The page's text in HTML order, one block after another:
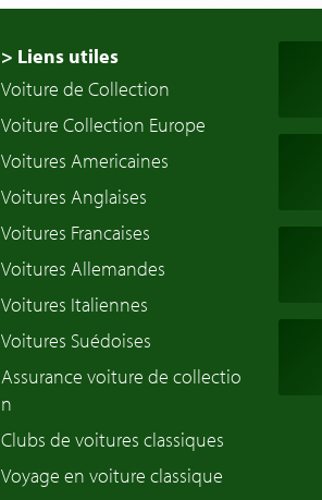
> Liens utiles
Voiture de Collection
Voiture Collection Europe
Voitures Americaines
Voitures Anglaises
Voitures Francaises
Voitures Allemandes
Voitures Italiennes
Voitures Suédoises
Assurance voiture de collectio
n
Clubs de voitures classiques
Voyage en voiture classique